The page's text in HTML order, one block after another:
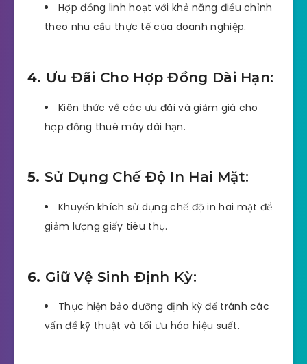
Hợp đồng linh hoạt với khả năng điều chỉnh
theo nhu cầu thực tế của doanh nghiệp.
4. Ưu Đãi Cho Hợp Đồng Dài Hạn:
Kiên thức về các ưu đãi và giảm giá cho
hợp đồng thuê máy dài hạn.
5. Sử Dụng Chế Độ In Hai Mặt:
Khuyến khích sử dụng chế độ in hai mặt để
giảm lượng giấy tiêu thụ.
6. Giữ Vệ Sinh Định Kỳ:
Thực hiện bảo dưỡng định kỳ để tránh các
vấn đề kỹ thuật và tối ưu hóa hiệu suất.